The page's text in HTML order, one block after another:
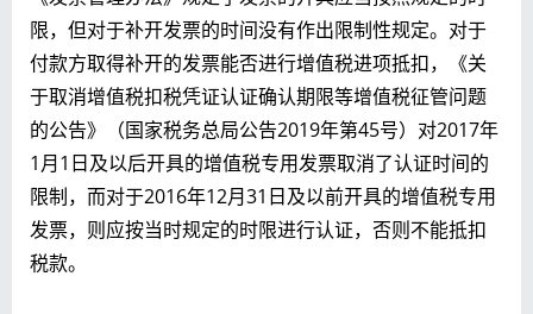
限，但对于补开发票的时间没有作出限制性规定。对于
付款方取得补开的发票能否进行增值税进项抵扣，《关
于取消增值税扣税凭证认证确认期限等增值税征管问题
的公告》（国家税务总局公告2019年第45号）对2017年
1月1日及以后开具的增值税专用发票取消了认证时间的
限制，而对于2016年12月31日及以前开具的增值税专用
发票，则应按当时规定的时限进行认证，否则不能抵扣
税款。